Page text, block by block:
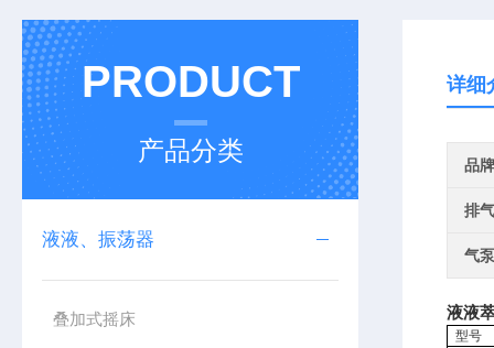
PRODUCT
产品分类
液液、振荡器
叠加式摇床
详细
品牌
排
气泵
液液
型号